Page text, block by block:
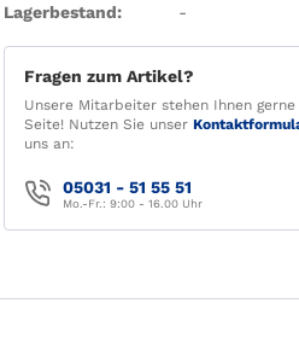
Lagerbestand:
-
Fragen zum Artikel?
Unsere Mitarbeiter stehen Ihnen
Seite! Nutzen Sie unser
uns an:
05031 - 51 55 51
Mo.-Fr.: 9:00 - 16.00 Uhr